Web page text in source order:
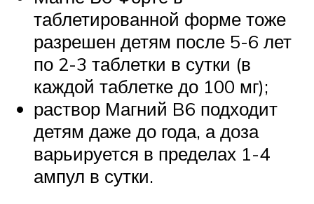
таблетированной форме тоже
разрешен детям после 5-6 лет
по 2-3 таблетки в сутки (в
каждой таблетке до 100 мг);
раствор Магний B6 подходит
детям даже до года, а доза
варьируется в пределах 1-4
ампул в сутки.